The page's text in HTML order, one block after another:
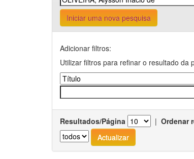
Iniciar uma nova pesquisa
Adicionar filtros:
Utilizar filtros para refinar o resultado da
Resultados/Página | Ordenar